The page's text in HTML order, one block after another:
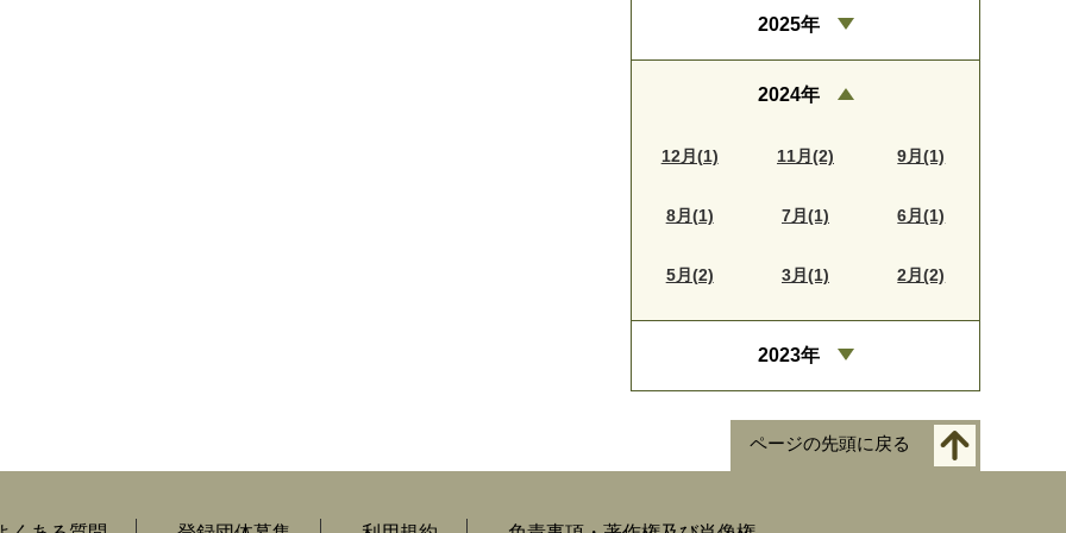
2025年
2024年
12月(1) 11月(2) 9月(1)
8月(1) 7月(1) 6月(1)
5月(2) 3月(1) 2月(2)
2023年
ページの先頭に戻る